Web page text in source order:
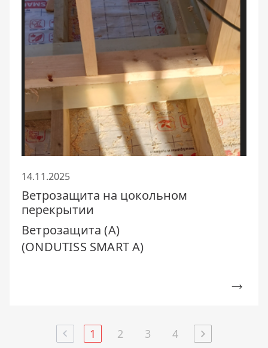
14.11.2025
Ветрозащита на цокольном
перекрытии
Ветрозащита (А)
(ONDUTISS SMART A)
1 2 3 4